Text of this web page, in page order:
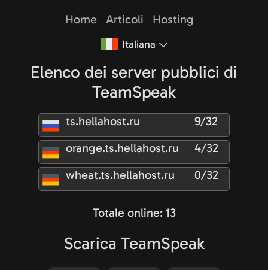
Home Articoli Hosting
Italiana
Elenco dei server pubblici di
TeamSpeak
ts.hellahost.ru
9/32
orange.ts.hellahost.ru
4/32
wheat.ts.hellahost.ru
0/32
Totale online: 13
Scarica TeamSpeak